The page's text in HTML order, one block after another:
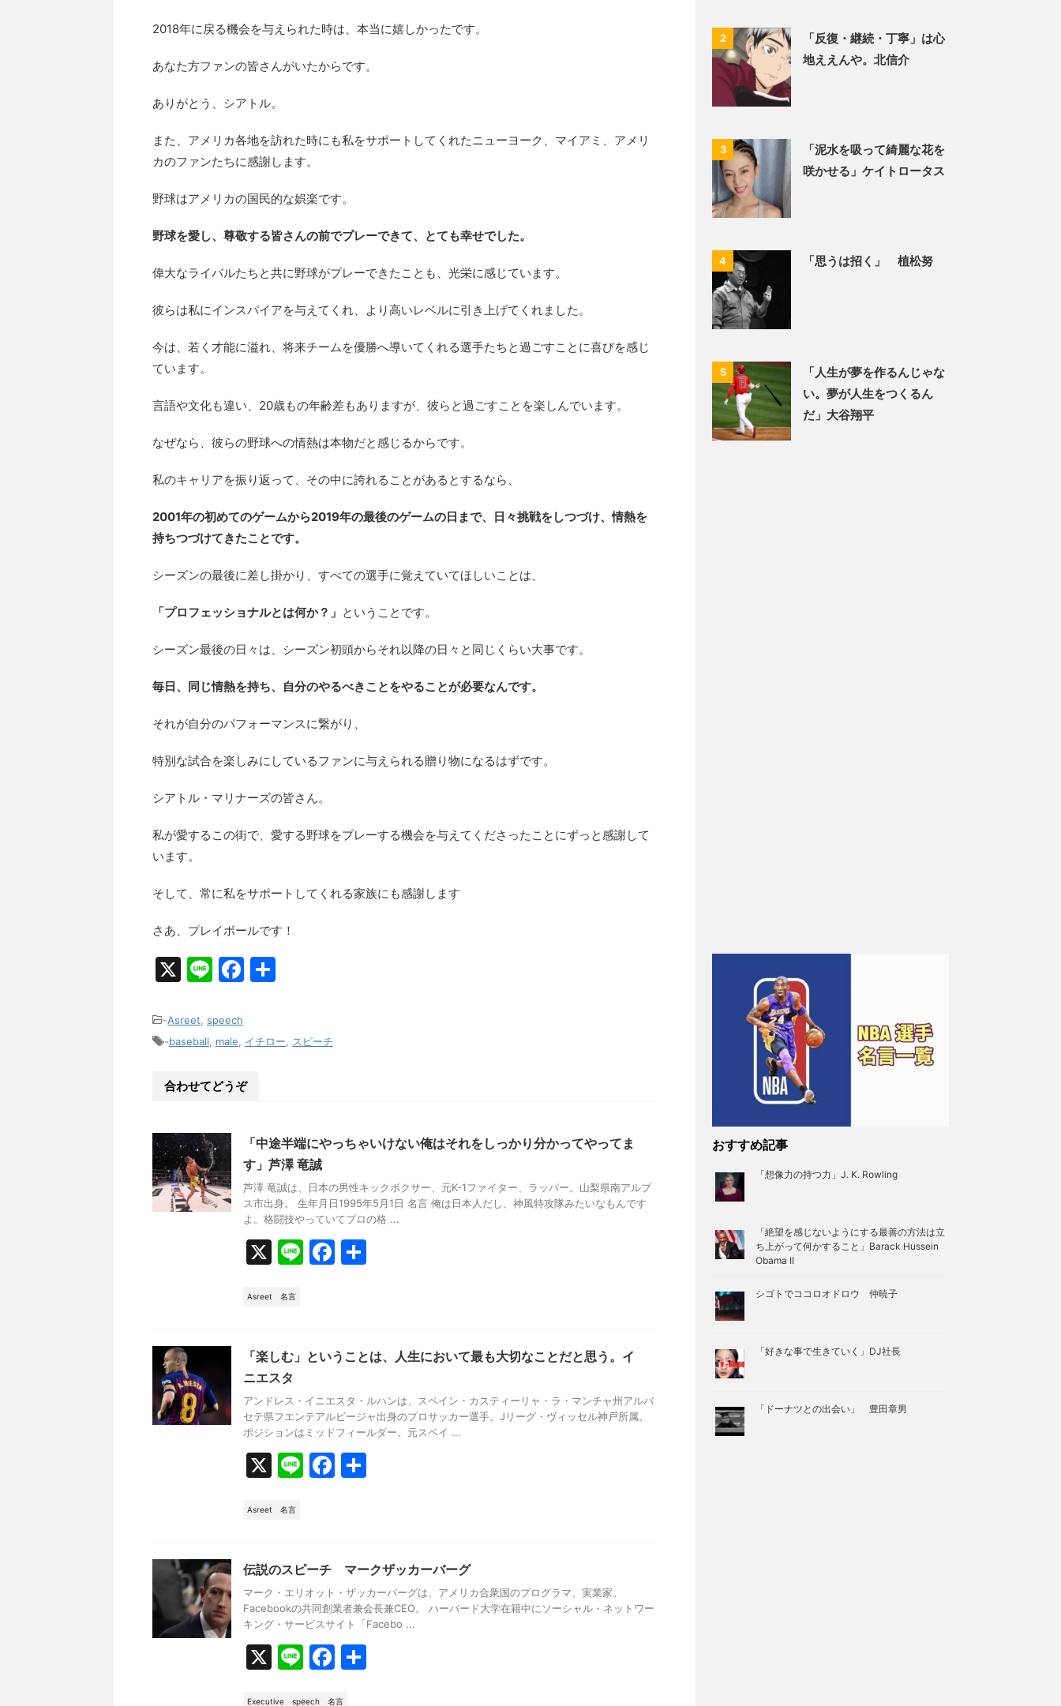
2018年に戻る機会を与えられた時は、本当に嬉しかったです。
あなた方ファンの皆さんがいたからです。
ありがとう、シアトル。
また、アメリカ各地を訪れた時にも私をサポートしてくれたニューヨーク、マイアミ、アメリ
カのファンたちに感謝します。
野球はアメリカの国民的な娯楽です。
野球を愛し、尊敬する皆さんの前でプレーできて、とても幸せでした。
偉大なライバルたちと共に野球がプレーできたことも、光栄に感じています。
彼らは私にインスパイアを与えてくれ、より高いレベルに引き上げてくれました。
今は、若く才能に溢れ、将来チームを優勝へ導いてくれる選手たちと過ごすことに喜びを感じ
ています。
言語や文化も違い、20歳もの年齢差もありますが、彼らと過ごすことを楽しんでいます。
なぜなら、彼らの野球への情熱は本物だと感じるからです。
私のキャリアを振り返って、その中に誇れることがあるとするなら、
2001年の初めてのゲームから2019年の最後のゲームの日まで、日々挑戦をしつづけ、情熱を
持ちつづけてきたことです。
シーズンの最後に差し掛かり、すべての選手に覚えていてほしいことは、
「プロフェッショナルとは何か？」 ということです。
シーズン最後の日々は、シーズン初頭からそれ以降の日々と同じくらい大事です。
毎日、同じ情熱を持ち、自分のやるべきことをやることが必要なんです。
それが自分のパフォーマンスに繋がり、
特別な試合を楽しみにしているファンに与えられる贈り物になるはずです。
シアトル・マリナーズの皆さん。
私が愛するこの街で、愛する野球をプレーする機会を与えてくださったことにずっと感謝して
います。
そして、常に私をサポートしてくれる家族にも感謝します
さあ、プレイボールです！
X
Li
e
F
e
o
k
-Asreet speech
-baseball male イチロー スピーチ
合わせてどうぞ
「中途半端にやっちゃいけない俺はそれをしっかり分かってやってま
す」芦澤 竜誠
芦澤 竜誠は、日本の男性キックボクサー、元K-1ファイター、ラッパー。山梨県南アルプ
ス市出身。 生年月日1995年5月1日 名言 俺は日本人だし、神風特攻隊みたいなもんです
よ。格闘技やっていてプロの格 ...
X
Li F
b
o
k
Asreet 名言
「楽しむ」ということは、人生において最も大切なことだと思う。イ
ニエスタ
アンドレス・イニエスタ・ルハンは、スペイン・カスティーリャ・ラ・マンチャ州アルバ
セテ県フエンテアルビージャ出身のプロサッカー選手。Jリーグ・ヴィッセル神戸所属。
ポジションはミッドフィールダー。元スペイ ...
X
Li F
b
o
o
k
Asreet 名言
伝説のスピーチ マークザッカーバーグ
マーク・エリオット・ザッカーバーグは、アメリカ合衆国のプログラマ、実業家。
Facebookの共同創業者兼会長兼CEO。 ハーバード大学在籍中にソーシャル・ネットワー
キング・サービスサイト「Facebo ...
X
Li F
Executive speech 名言
2
「反復・継続・丁寧」は心
地ええんや。北信介
3
「泥水を吸って綺麗な花を
咲かせる」ケイトロータス
4 「思うは招く」 植松努
5
「人生が夢を作るんじゃな
い。夢が人生をつくるん
だ」大谷翔平
おすすめ記事
「想像力の持つ力」J. K. Rowling
「絶望を感じないようにする最善の方法は立
ち上がって何かすること」Barack Hussein
Obama II
シゴトでココロオドロウ 仲暁子
「好きな事で生きていく」DJ社長
「ドーナツとの出会い」 豊田章男